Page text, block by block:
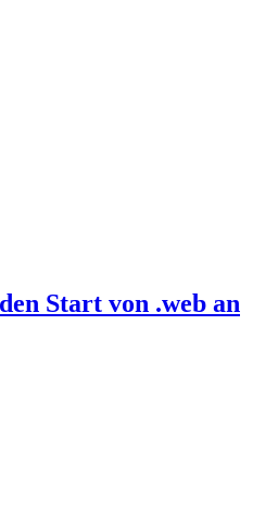
Start von .web an